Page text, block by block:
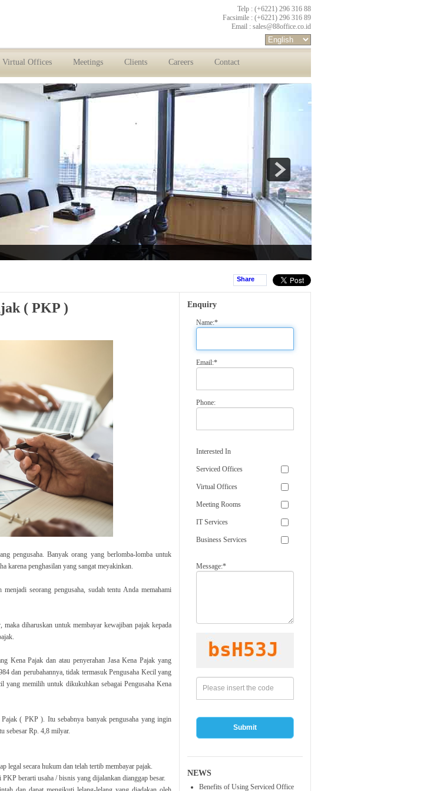
Telp : (+6221) 296 316 88
Facsimile : (+6221) 296 316 89
Email : sales@88office.co.id
Virtual Offices Meetings Clients Careers Contact
Share
( PKP )
pengusaha. Banyak orang yang berlomba-lomba untuk
karena penghasilan yang sangat meyakinkan.
seorang pengusaha, sudah tentu Anda memahami
maka diharuskan untuk membayar kewajiban pajak kepada
Kena Pajak dan atau penyerahan Jasa Kena Pajak yang
dan perubahannya, tidak termasuk Pengusaha Kecil yang
yang memilih untuk dikukuhkan sebagai Pengusaha Kena
( PKP ). Itu sebabnya banyak pengusaha yang ingin
sebesar Rp. 4,8 milyar.
legal secara hukum dan telah tertib membayar pajak.
berarti usaha / bisnis yang dijalankan dianggap besar.
Enquiry
Name:*
Email:*
Phone:
Interested In
Serviced Offices
Virtual Offices
Meeting Rooms
IT Services
Business Services
Message:*
Submit
NEWS
Benefits of Using Serviced Office